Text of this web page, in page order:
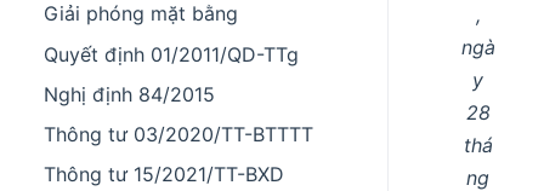
Giải phóng mặt bằng
Quyết định 01/2011/QD-TTg
Nghị định 84/2015
Thông tư 03/2020/TT-BTTTT
Thông tư 15/2021/TT-BXD
,
ngà
y
28
thá
ng